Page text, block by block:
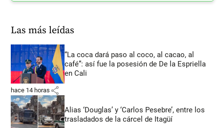
Las más leídas
“La coca dará paso al coco, al cacao, al
café”: así fue la posesión de De la Espriella
en Cali
hace 14 horas share
Alias ‘Douglas’ y ‘Carlos Pesebre’, entre los
trasladados de la cárcel de Itagüí